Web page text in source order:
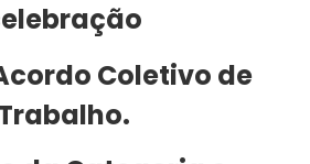
Coletivo de